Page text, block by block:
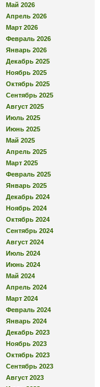
Май 2026
Апрель 2026
Март 2026
Февраль 2026
Январь 2026
Декабрь 2025
Ноябрь 2025
Октябрь 2025
Сентябрь 2025
Август 2025
Июль 2025
Июнь 2025
Май 2025
Апрель 2025
Март 2025
Февраль 2025
Январь 2025
Декабрь 2024
Ноябрь 2024
Октябрь 2024
Сентябрь 2024
Август 2024
Июль 2024
Июнь 2024
Май 2024
Апрель 2024
Март 2024
Февраль 2024
Январь 2024
Декабрь 2023
Ноябрь 2023
Октябрь 2023
Сентябрь 2023
Август 2023